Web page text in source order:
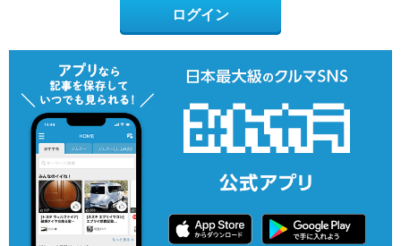
ログイン